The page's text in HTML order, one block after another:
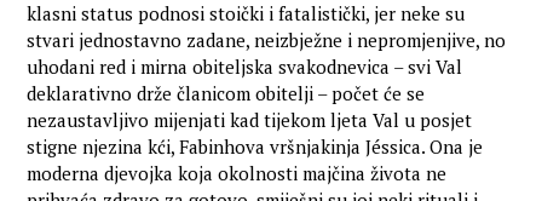
klasni status podnosi stoički i fatalistički, jer neke su
stvari jednostavno zadane, neizbježne i nepromjenjive, no
uhodani red i mirna obiteljska svakodnevica – svi Val
deklarativno drže članicom obitelji – počet će se
nezaustavljivo mijenjati kad tijekom ljeta Val u posjet
stigne njezina kći, Fabinhova vršnjakinja Jéssica. Ona je
moderna djevojka koja okolnosti majčina života ne